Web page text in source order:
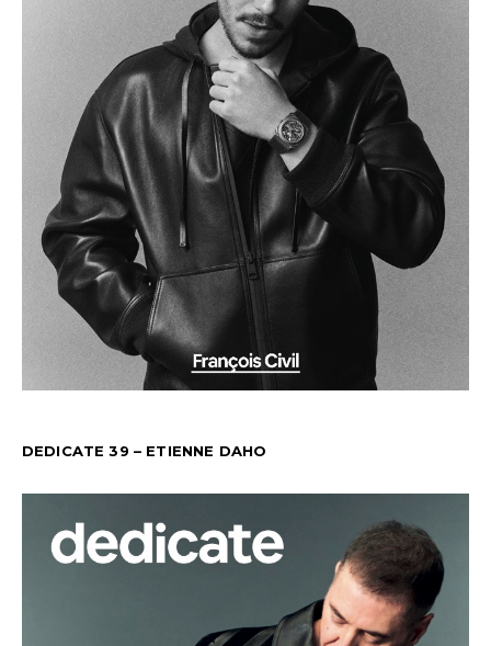
DEDICATE 39 – ETIENNE DAHO